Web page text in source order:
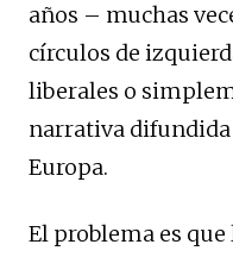
años – muchas
círculos de
liberales o
narrativa difundida
Europa.
El problema es